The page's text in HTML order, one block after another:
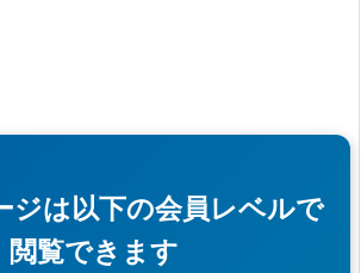
ジは以下の会員レベルで
閲覧できます